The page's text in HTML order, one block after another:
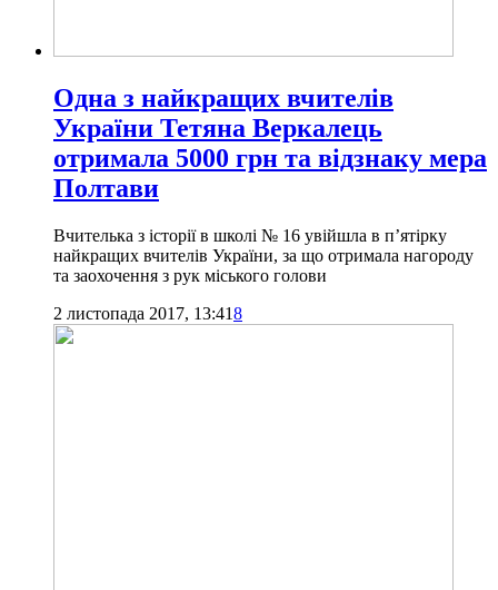
Одна з найкращих вчителів
України Тетяна Веркалець
отримала 5000 грн та відзнаку мера
Полтави
Вчителька з історії в школі № 16 увійшла в п’ятірку
найкращих вчителів України, за що отримала нагороду
та заохочення з рук міського голови
2 листопада 2017, 13:418